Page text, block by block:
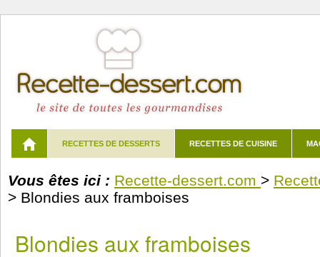
RECETTES DE DESSERTS RECETTES DE CUISINE
Vous êtes ici : Recette-dessert.com >
> Blondies aux framboises
Blondies aux framboises